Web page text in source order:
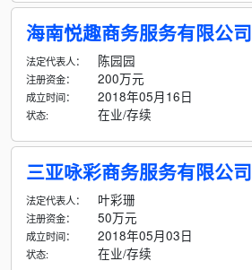
海南悦趣商务服务有限公司
法定代表人： 陈园园
注册资金： 200万元
成立时间： 2018年05月16日
状态: 在业/存续
三亚咏彩商务服务有限公司
法定代表人： 叶彩珊
注册资金： 50万元
成立时间： 2018年05月03日
状态: 在业/存续